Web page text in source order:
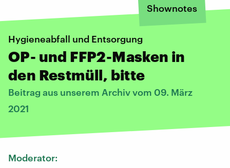
Shownotes
Hygieneabfall und Entsorgung
OP- und FFP2-Masken in
den Restmüll, bitte
Beitrag aus unserem Archiv vom 09. März
2021
Moderator: